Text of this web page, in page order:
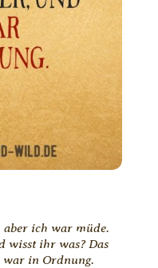
aber ich war müde.
wisst ihr was? Das
war in Ordnung.